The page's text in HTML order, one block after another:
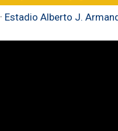
· Estadio Alberto J.